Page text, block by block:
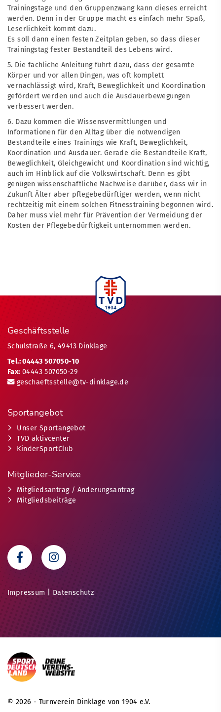
Trainingstage und den Gruppenzwang kann dieses erreicht
werden. Denn in der Gruppe macht es einfach mehr Spaß,
Leserlichkeit kommt dazu.
Es soll dann einen festen Zeitplan geben, so dass dieser
Trainingstag fester Bestandteil des Lebens wird.
5. Die fachliche Anleitung führt dazu, dass der gesamte
Körper und vor allen Dingen, was oft komplett
vernachlässigt wird, Kraft, Beweglichkeit und Koordination
gefördert werden und auch die Ausdauerbewegungen
verbessert werden.
6. Dazu kommen die Wissensvermittlungen und
Informationen für den Alltag über die notwendigen
Bestandteile eines Trainings wie Kraft, Beweglichkeit,
Koordination und Ausdauer. Gerade die Bestandteile Kraft,
Beweglichkeit, Gleichgewicht und Koordination sind wichtig,
auch im Hinblick auf die Volkswirtschaft. Denn es gibt
genügen wissenschaftliche Nachweise darüber, dass wir in
Zukunft Älter aber pflegebedürftiger werden, wenn nicht
rechtzeitig mit einem solchen Fitnesstraining begonnen wird.
Daher muss viel mehr für Prävention der Vermeidung der
Kosten der Pflegebedürftigkeit unternommen werden.
Geschäftsstelle
Schulstraße 6, 49413 Dinklage
Tel.: 04443 507050-10
Fax: 04443 507050-29
geschaeftsstelle@tv-dinklage.de
Sportangebot
Unser Sportangebot
TVD aktivcenter
KinderSportClub
Mitglieder-Service
Mitgliedsantrag / Änderungsantrag
Mitgliedsbeiträge
Impressum Datenschutz
© 2026 - Turnverein Dinklage von 1904 e.V.